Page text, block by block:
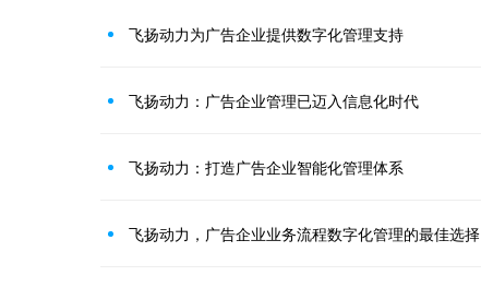
飞扬动力为广告企业提供数字化管理支持
飞扬动力：广告企业管理已迈入信息化时代
飞扬动力：打造广告企业智能化管理体系
飞扬动力，广告企业业务流程数字化管理的最佳选择